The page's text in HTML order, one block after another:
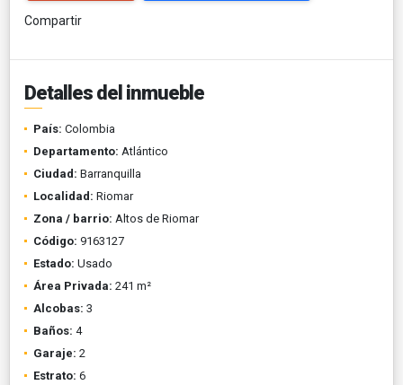
Compartir
Detalles del inmueble
País: Colombia
Departamento: Atlántico
Ciudad: Barranquilla
Localidad: Riomar
Zona / barrio: Altos de Riomar
Código: 9163127
Estado: Usado
Área Privada: 241 m²
Alcobas: 3
Baños: 4
Garaje: 2
Estrato: 6